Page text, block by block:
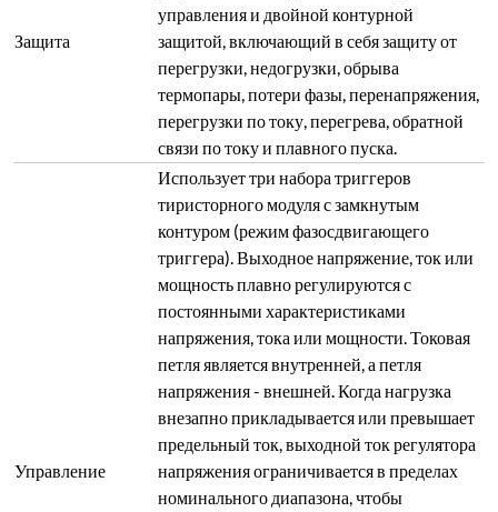
Защита
управления и двойной контурной
защитой, включающий в себя защиту от
перегрузки, недогрузки, обрыва
термопары, потери фазы, перенапряжения,
перегрузки по току, перегрева, обратной
связи по току и плавного пуска.
Управление
Использует три набора триггеров
тиристорного модуля с замкнутым
контуром (режим фазосдвигающего
триггера). Выходное напряжение, ток или
мощность плавно регулируются с
постоянными характеристиками
напряжения, тока или мощности. Токовая
петля является внутренней, а петля
напряжения - внешней. Когда нагрузка
внезапно прикладывается или превышает
предельный ток, выходной ток регулятора
напряжения ограничивается в пределах
номинального диапазона, чтобы